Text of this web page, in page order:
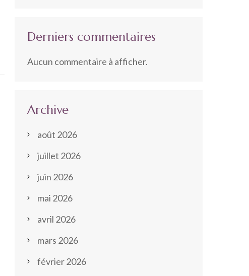
Derniers commentaires
Aucun commentaire à afficher.
Archive
août 2026
juillet 2026
juin 2026
mai 2026
avril 2026
mars 2026
février 2026